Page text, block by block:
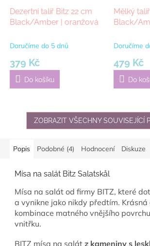
Dezertní talíř Bitz 22 cm
Black/Amber | oranžová
Doručíme do 5 dnů
379 Kč
Do košíku
Mělký
Black/
Doručíme
479 Kč
Do
ZOBRAZIT VŠECHNY SOUVISEJÍCÍ
Popis Podobné (4) Hodnocení Diskuze
Mísa na salát Bitz Salatskål
Mísa na salát od firmy BITZ, které
a vynikne jako nikdy předtím. Krásná
kombinace matného vnějšího
vnitřku.
BITZ mísa na salát z kameniny s